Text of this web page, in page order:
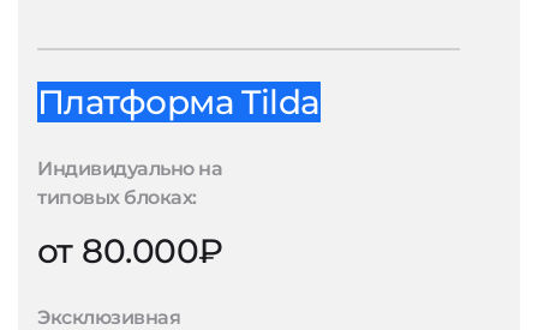
Платформа Tilda
Индивидуально на
типовых блоках:
от 80.000₽
Эксклюзивная